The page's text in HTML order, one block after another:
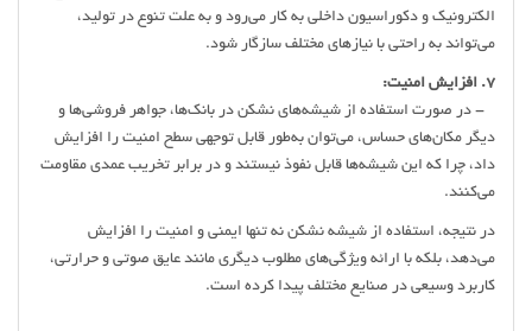
الکترونیک و دکوراسیون داخلی به کار می‌رود و به علت تنوع در تولید،
می‌تواند به راحتی با نیازهای مختلف سازگار شود.
7. افزایش امنیت:
- در صورت استفاده از شیشه‌های نشکن در بانک‌ها، جواهر فروشی‌ها و
دیگر مکان‌های حساس، می‌توان به‌طور قابل توجهی سطح امنیت را افزایش
داد، چرا که این شیشه‌ها قابل نفوذ نیستند و در برابر تخریب عمدی مقاومت
می‌کنند.
در نتیجه، استفاده از شیشه نشکن نه تنها ایمنی و امنیت را افزایش
می‌دهد، بلکه با ارائه ویژگی‌های مطلوب دیگری مانند عایق صوتی و حرارتی،
کاربرد وسیعی در صنایع مختلف پیدا کرده است.